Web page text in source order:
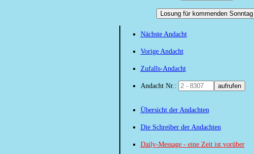
Losung für kommenden Sonntag
Nächste Andacht
Vorige Andacht
Zufalls-Andacht
Andacht Nr.: aufrufen
Übersicht der Andachten
Die Schreiber der Andachten
Daily-Message - eine Zeit ist vorüber